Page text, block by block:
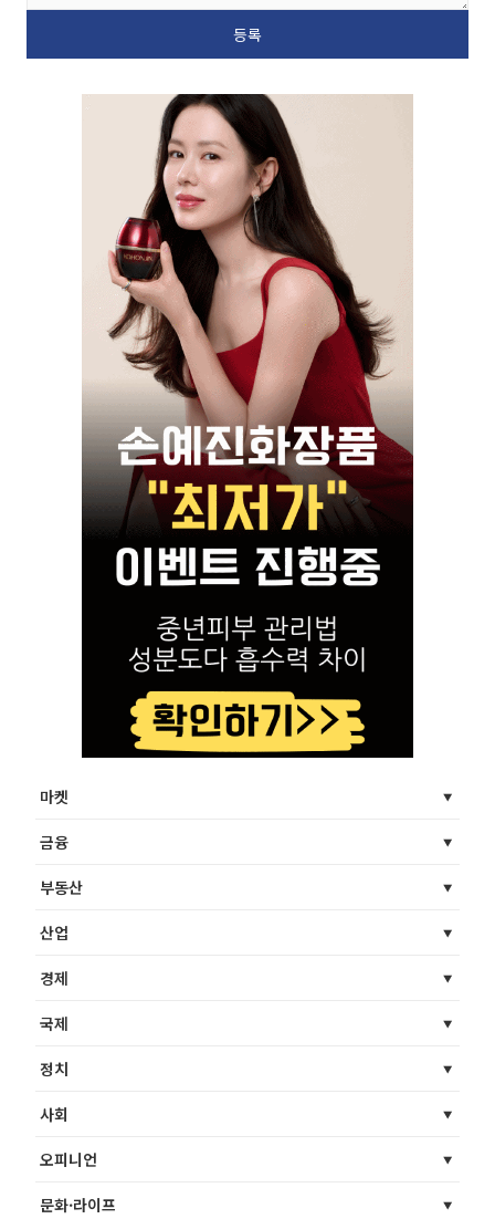
마켓
금융
부동산
산업
경제
국제
정치
사회
오피니언
문화·라이프